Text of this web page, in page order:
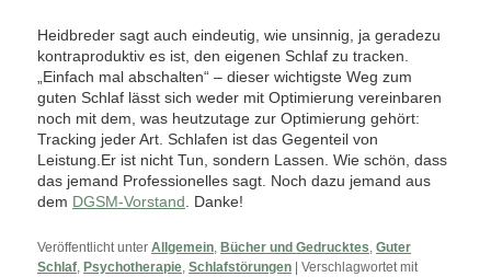
Heidbreder sagt auch eindeutig, wie unsinnig, ja geradezu
kontraproduktiv es ist, den eigenen Schlaf zu tracken.
„Einfach mal abschalten“ – dieser wichtigste Weg zum
guten Schlaf lässt sich weder mit Optimierung vereinbaren
noch mit dem, was heutzutage zur Optimierung gehört:
Tracking jeder Art. Schlafen ist das Gegenteil von
Leistung.Er ist nicht Tun, sondern Lassen. Wie schön, dass
das jemand Professionelles sagt. Noch dazu jemand aus
dem DGSM-Vorstand. Danke!
Veröffentlicht unter Allgemein, Bücher und Gedrucktes,Guter
Schlaf, Psychotherapie,Schlafstörungen |Verschlagwortet mit